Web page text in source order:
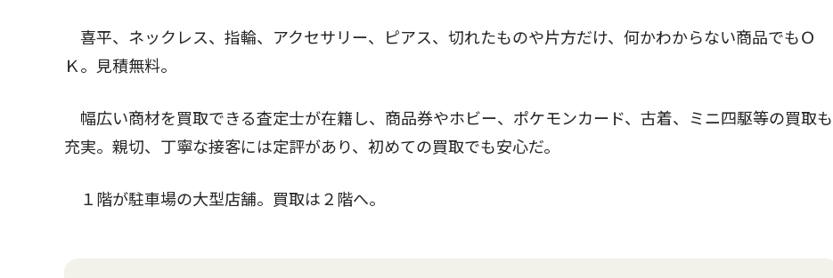
喜平、ネックレス、指輪、アクセサリー、ピアス、切れたものや片方だけ、何かわからない商品でもＯ
Ｋ。見積無料。
幅広い商材を買取できる査定士が在籍し、商品券やホビー、ポケモンカード、古着、ミニ四駆等の買取も
充実。親切、丁寧な接客には定評があり、初めての買取でも安心だ。
１階が駐車場の大型店舗。買取は２階へ。